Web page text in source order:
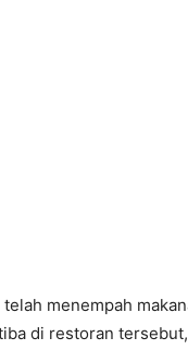
menempah
di restoran